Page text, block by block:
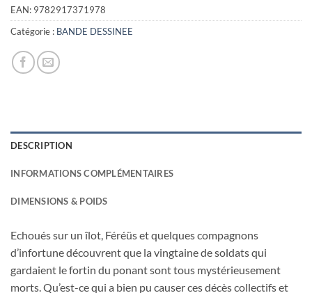
EAN: 9782917371978
Catégorie : BANDE DESSINEE
DESCRIPTION
INFORMATIONS COMPLÉMENTAIRES
DIMENSIONS & POIDS
Echoués sur un îlot, Féréüs et quelques compagnons
d’infortune découvrent que la vingtaine de soldats qui
gardaient le fortin du ponant sont tous mystérieusement
morts. Qu’est-ce qui a bien pu causer ces décès collectifs et